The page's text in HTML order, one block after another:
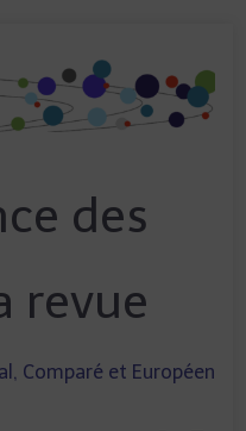
des
revue
Comparé et Européen